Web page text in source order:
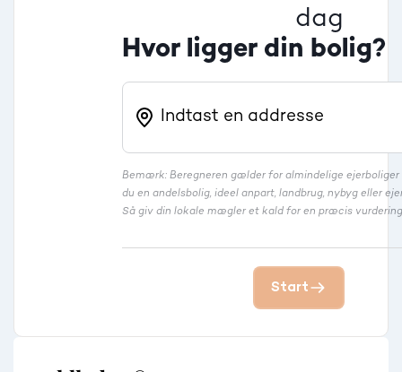
dag
Hvor ligger din bolig?
Bemærk: Beregneren gælder for almindelige ejerboliger
du en andelsbolig, ideel anpart, landbrug, nybyg eller
Så giv din lokale mægler et kald for en præcis
Start